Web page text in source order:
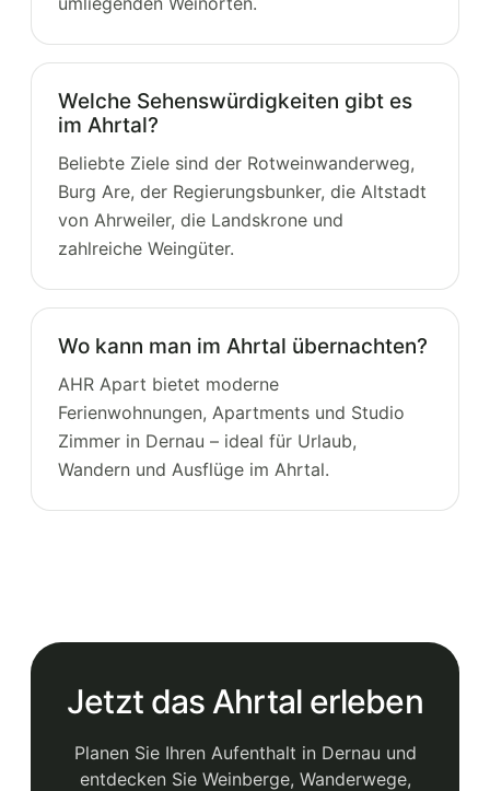
Welche Sehenswürdigkeiten gibt es
im Ahrtal?
Beliebte Ziele sind der Rotweinwanderweg,
Burg Are, der Regierungsbunker, die Altstadt
von Ahrweiler, die Landskrone und
zahlreiche Weingüter.
Wo kann man im Ahrtal übernachten?
AHR Apart bietet moderne
Ferienwohnungen, Apartments und Studio
Zimmer in Dernau – ideal für Urlaub,
Wandern und Ausflüge im Ahrtal.
Jetzt das Ahrtal erleben
Planen Sie Ihren Aufenthalt in Dernau und
entdecken Sie Weinberge, Wanderwege,